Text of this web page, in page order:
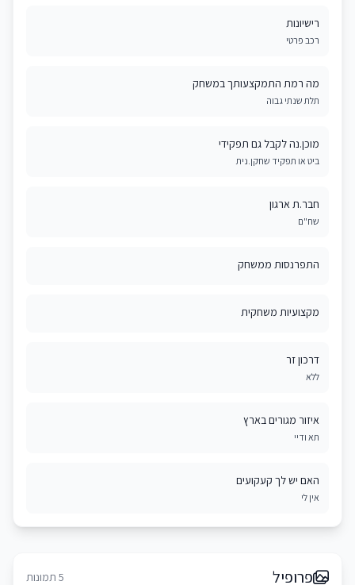
רישיונות
רכב פרטי
מה רמת התמקצעותך במשחק
תלת שנתי גבוה
מוכן.נה לקבל גם תפקידי
ביט או תפקיד שחקן.נית
חבר.ת ארגון
שח"ם
התפרנסות ממשחק
מקצועיות משחקית
דרכון זר
ללא
איזור מגורים בארץ
תא ודיי
האם יש לך קעקועים
אין לי
פרופיל 5 תמונות